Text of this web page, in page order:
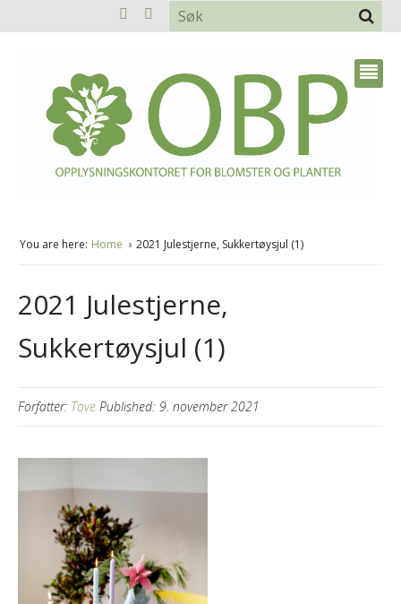
You are here: Home 2021 Julestjerne, Sukkertøysjul (1)
2021 Julestjerne,
Sukkertøysjul (1)
Forfatter: Tove Published: 9. november 2021